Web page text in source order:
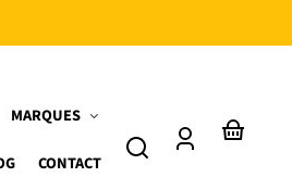
MARQUES
CONTACT
Connexion